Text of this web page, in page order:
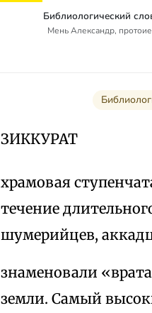
Библиологический
Мень Александр,
ЗИККУРАТ
храмовая
течение
шумерийцев,
знаменовали
земли. Самый